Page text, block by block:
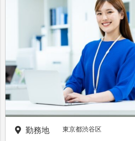
勤務地 東京都渋谷区